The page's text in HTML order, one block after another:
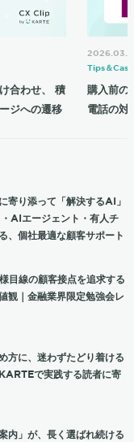
合わせ、 積
ジへの遷移
Tips＆
購入前の
電話の
寄り添って「解決するAI」
AIエージェント・有人チ
、個社最適な顧客サポート
目線の顧客接点を追求する
観｜金融業界限定勉強会レ
方に、迷わずたどり着ける
で実践する読者に寄
内」が、長く選ばれ続ける